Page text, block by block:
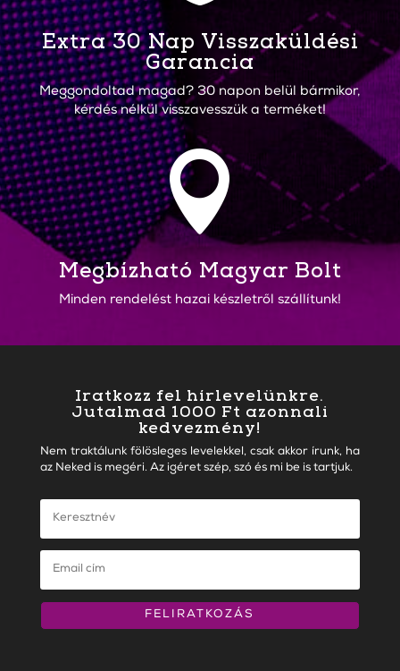
Extra 30 Nap Visszaküldési
Garancia
Meggondoltad magad? 30 napon belül bármikor,
kérdés nélkül visszavesszük a terméket!

Megbízható Magyar Bolt
Minden rendelést hazai készletről szállítunk!
Iratkozz fel hírlevelünkre.
Jutalmad 1000 Ft azonnali
kedvezmény!
Nem traktálunk fölösleges levelekkel, csak akkor írunk, ha
az Neked is megéri. Az igéret szép, szó és mi be is tartjuk.
FELIRATKOZÁS